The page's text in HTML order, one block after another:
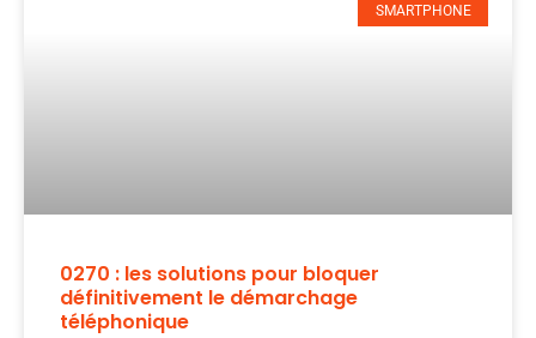
SMARTPHONE
0270 : les solutions pour bloquer
définitivement le démarchage
téléphonique